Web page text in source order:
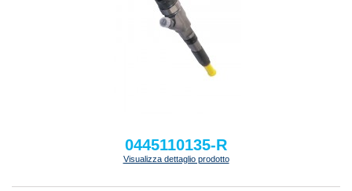
0445110135-R
Visualizza dettaglio prodotto